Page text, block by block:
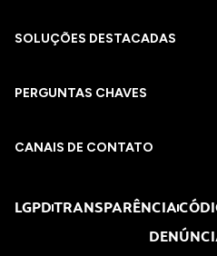
SOLUÇÕES DESTACADAS
PERGUNTAS CHAVES​
CANAIS DE CONTATO
LGPDTRANSPARÊNCIA